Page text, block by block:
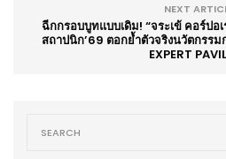
NEXT
ฉีกกรอบบูทแบบเดิม! “จระเข้ คอร์ปอ
สถาปนิก’69 ตอกย้ำตัวจริงนวัตกรร
EXPERT